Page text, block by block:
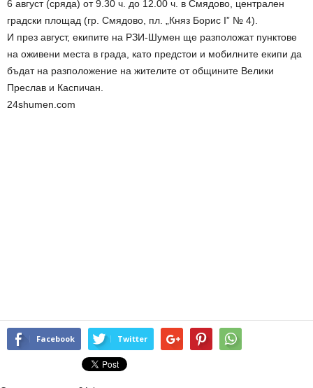
6 август (сряда) от 9.30 ч. до 12.00 ч. в Смядово, централен
градски площад (гр. Смядово, пл. „Княз Борис І” № 4).
И през август, екипите на РЗИ-Шумен ще разположат пунктове
на оживени места в града, като предстои и мобилните екипи да
бъдат на разположение на жителите от общините Велики
Преслав и Каспичан.
24shumen.com
Facebook Twitter